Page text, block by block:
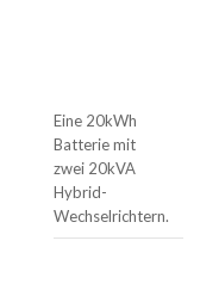
Eine 20kWh
Batterie mit
zwei 20kVA
Hybrid-
Wechselrichtern.